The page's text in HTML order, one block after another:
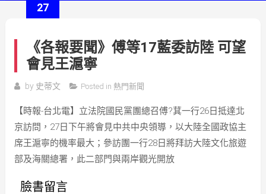
27
《各報要聞》傅等17藍委訪陸 可望
會見王滬寧
by 史蒂文 Posted in 熱門新聞
【時報-台北電】立法院國民黨團總召傅?萁一行26日抵達北
京訪問，27日下午將會見中共中央領導，以大陸全國政協主
席王滬寧的機率最大；參訪團一行28日將拜訪大陸文化旅遊
部及海關總署，此二部門與兩岸觀光開放
臉書留言